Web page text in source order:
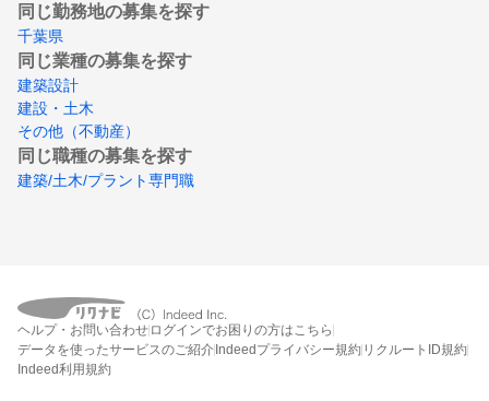
同じ勤務地の募集を探す
千葉県
同じ業種の募集を探す
建築設計
建設・土木
その他（不動産）
同じ職種の募集を探す
建築/土木/プラント専門職
ヘルプ・お問い合わせ ログインでお困りの方はこちら
データを使ったサービスのご紹介Indeedプライバシー規約 リクルートID規約
Indeed利用規約